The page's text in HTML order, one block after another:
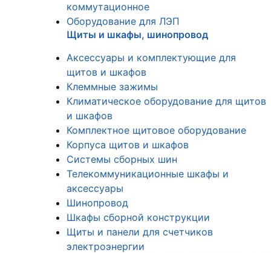
коммутационное
Оборудование для ЛЭП
Щиты и шкафы, шинопровод
Аксессуары и комплектующие для
щитов и шкафов
Клеммные зажимы
Климатическое оборудование для щитов
и шкафов
Комплектное щитовое оборудование
Корпуса щитов и шкафов
Системы сборных шин
Телекоммуникационные шкафы и
аксессуары
Шинопровод
Шкафы сборной конструкции
Щиты и панели для счетчиков
электроэнергии